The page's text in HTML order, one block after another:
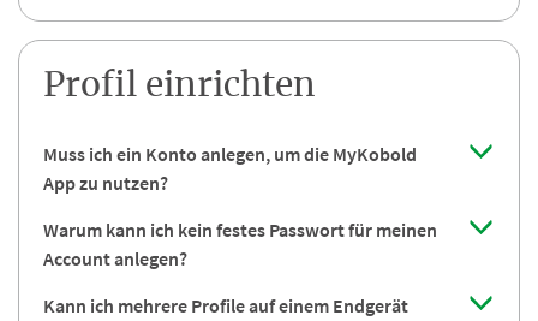
Profil einrichten
Muss ich ein Konto anlegen, um die MyKobold
App zu nutzen?
Warum kann ich kein festes Passwort für meinen
Account anlegen?
Kann ich mehrere Profile auf einem Endgerät